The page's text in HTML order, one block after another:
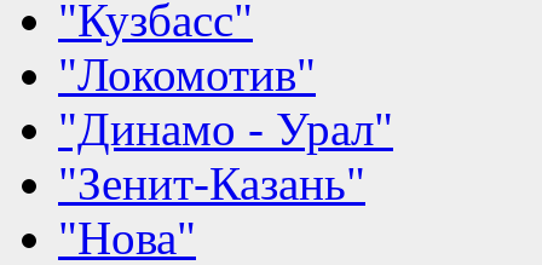
"Кузбасс"
"Локомотив"
"Динамо - Урал"
"Зенит-Казань"
"Нова"